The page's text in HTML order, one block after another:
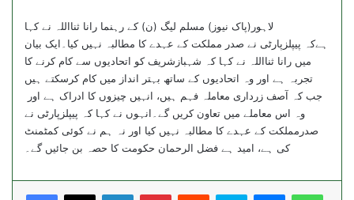
لاہور(پاک نیوز) مسلم لیگ (ن) کے رہنما رانا ثنااللہ نے کہا
ہےکہ پیپلزپارٹی نے صدر مملکت کے عہدے کا مطالبہ نہیں کیا۔ایک بیان
میں رانا ثنااللہ نے کہا کہ شہبازشریف کو اتحادیوں سے کام کرنے کا
تجربہ ہے اور وہ اتحادیوں کے ساتھ بہتر انداز میں کام کرسکتے ہیں
جب کہ آصف زرداری معاملہ فہم ہیں، انہیں چیزوں کا ادراک ہے اور
وہ اس معاملے میں تعاون کریں گے۔انہوں نے کہا کہ پیپلزپارٹی نے
صدرمملکت کے عہدے کا مطالبہ نہیں کیا اور نہ ہم نے کوئی کمٹمنٹ
کی ہے، امید ہے فضل الرحمان حکومت کا حصہ بن جائیں گے۔
LinkedInPinterestReddit Skype Messenger